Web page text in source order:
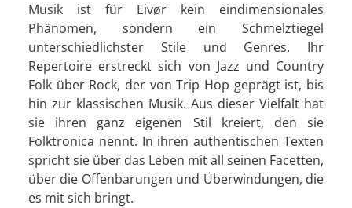
Musik ist für Eivør kein eindimensionales
Phänomen, sondern ein Schmelztiegel
unterschiedlichster Stile und Genres. Ihr
Repertoire erstreckt sich von Jazz und Country
Folk über Rock, der von Trip Hop geprägt ist, bis
hin zur klassischen Musik. Aus dieser Vielfalt hat
sie ihren ganz eigenen Stil kreiert, den sie
Folktronica nennt. In ihren authentischen Texten
spricht sie über das Leben mit all seinen Facetten,
über die Offenbarungen und Überwindungen, die
es mit sich bringt.